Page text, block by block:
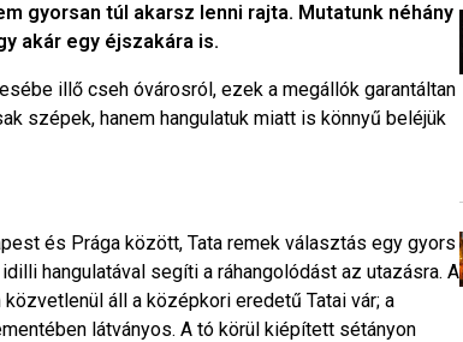
gyorsan túl akarsz lenni rajta. Mutatunk néhány
akár egy éjszakára is.
illő cseh óvárosról, ezek a megállók garantáltan
szépek, hanem hangulatuk miatt is könnyű beléjük
és Prága között, Tata remek választás egy gyors
hangulatával segíti a ráhangolódást az utazásra. A
áll a középkori eredetű Tatai vár; a
látványos. A tó körül kiépített sétányon